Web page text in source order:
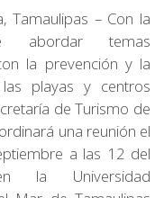
Ciudad Victoria,
de abordar temas
la seguridad en las
de Turismo de
el jueves 7 de
en la Universidad
Bicentenario, en Soto